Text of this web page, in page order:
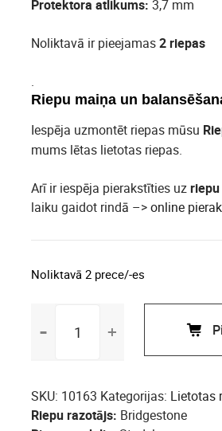
Protektora atlikums: 3,7 mm
Noliktavā ir pieejamas2 riepas
.
Riepu maiņa un
Iespēja uzmontēt riepas mūsu
mums lētas lietotas riepas.
Arī ir iespēja pierakstīties uz
laiku gaidot rindā –>online
Noliktavā 2 prece/-es
R16
daudzums
SKU: 10163 Kategorijas: Lietotas
Riepu razotājs Bridgestone